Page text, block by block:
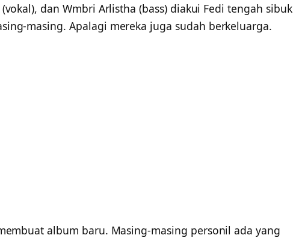
dan Wmbri Arlistha (bass) diakui Fedi tengah sibuk
masing. Apalagi mereka juga sudah berkeluarga.
album baru. Masing-masing personil ada yang